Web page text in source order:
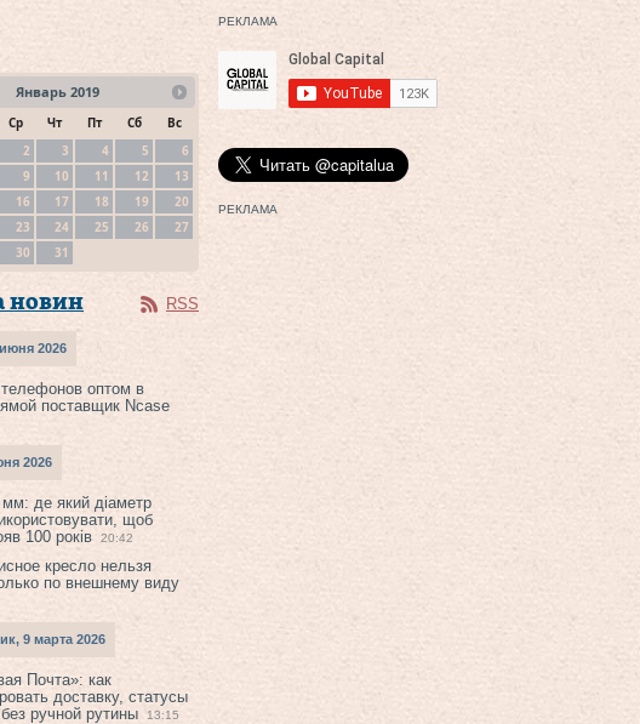
Январь 2019
Ср Чт Пт Сб
Вс
2 3 4 5
6
9 10 11 12
13
16 17 18 19
20
23 24 25 26
27
30 31
новин RSS
2026
оптом в
поставщик Ncase
2026
де який діаметр
щоб
100 років
20:42
кресло нельзя
по внешнему виду
9 марта 2026
Почта»: как
доставку, статусы
ручной рутины
13:15
РЕКЛАМА
РЕКЛАМА